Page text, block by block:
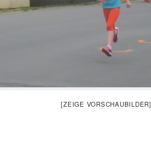
[ZEIGE VORSCHAUBILDER]